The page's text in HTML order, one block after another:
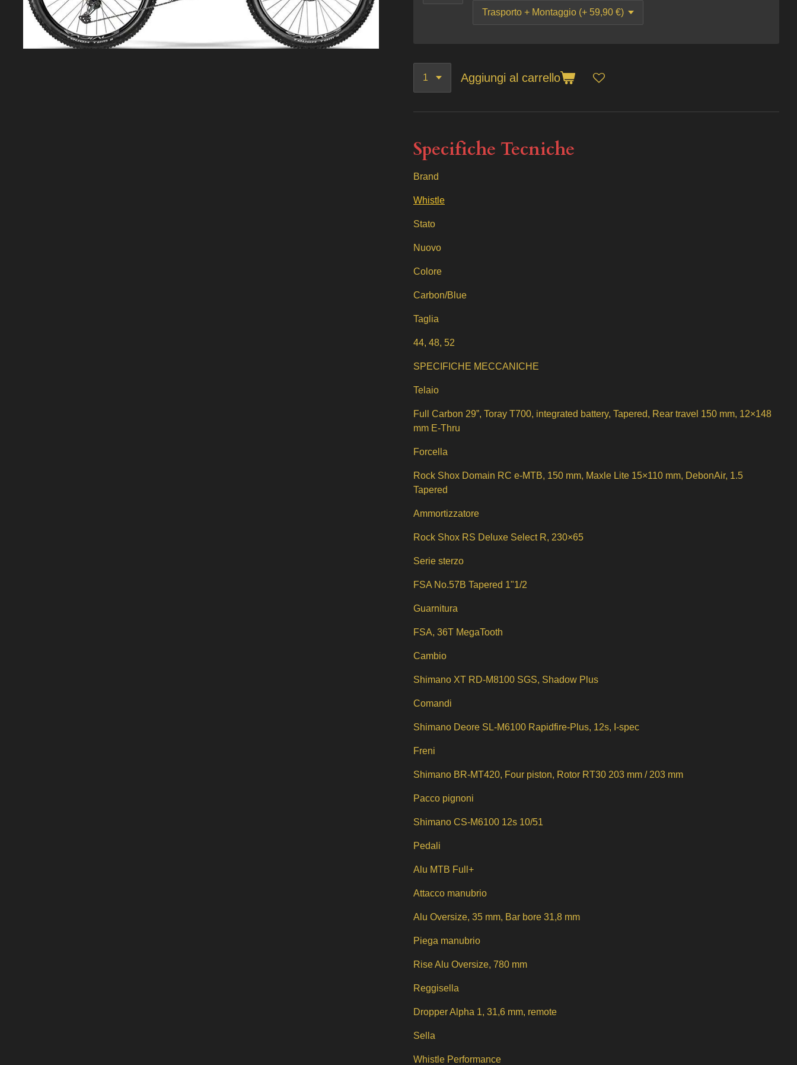
Aggiungi al carrello
Specifiche Tecniche
Brand
Whistle
Stato
Nuovo
Colore
Carbon/Blue
Taglia
44, 48, 52
SPECIFICHE MECCANICHE
Telaio
Full Carbon 29”, Toray T700, integrated battery, Tapered, Rear travel 150 mm, 12×148
mm E-Thru
Forcella
Rock Shox Domain RC e-MTB, 150 mm, Maxle Lite 15×110 mm, DebonAir, 1.5
Tapered
Ammortizzatore
Rock Shox RS Deluxe Select R, 230×65
Serie sterzo
FSA No.57B Tapered 1"1/2
Guarnitura
FSA, 36T MegaTooth
Cambio
Shimano XT RD-M8100 SGS, Shadow Plus
Comandi
Shimano Deore SL-M6100 Rapidfire-Plus, 12s, I-spec
Freni
Shimano BR-MT420, Four piston, Rotor RT30 203 mm / 203 mm
Pacco pignoni
Shimano CS-M6100 12s 10/51
Pedali
Alu MTB Full+
Attacco manubrio
Alu Oversize, 35 mm, Bar bore 31,8 mm
Piega manubrio
Rise Alu Oversize, 780 mm
Reggisella
Dropper Alpha 1, 31,6 mm, remote
Sella
Whistle Performance